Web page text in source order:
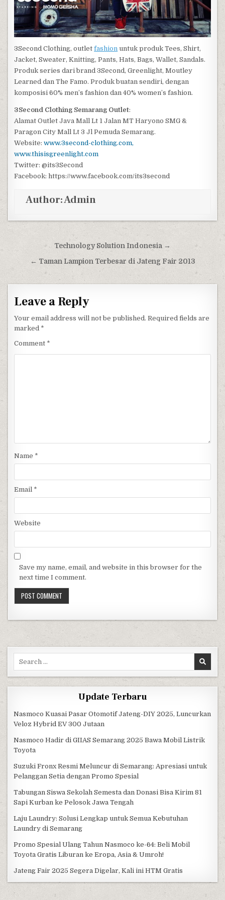
3Second Clothing, outletfashion untuk produk Tees, Shirt,
Jacket, Sweater, Knitting, Pants, Hats, Bags, Wallet, Sandals.
Produk series dari brand 3Second, Greenlight, Moutley
Learned dan The Famo. Produk buatan sendiri, dengan
komposisi 60% men’s fashion dan 40% women’s fashion.
3Second Clothing Semarang Outlet:
Alamat Outlet Java Mall Lt 1 Jalan MT Haryono SMG &
Paragon City Mall Lt 3 Jl Pemuda Semarang.
Website:www.3second-clothing.com,
www.thisisgreenlight.com
Twitter: @its3Second
Facebook: https://www.facebook.com/its3second
Author:Admin
Post navigation
Technology Solution Indonesia →
← Taman Lampion Terbesar di Jateng Fair 2013
Leave a Reply
Your email address will not be published. Required fields are
marked *
Comment *
Name *
Email *
Website
Save my name, email, and website in this browser for the
next time I comment.
Search for:
Update Terbaru
Nasmoco Kuasai Pasar Otomotif Jateng-DIY 2025, Luncurkan
Veloz Hybrid EV 300 Jutaan
Nasmoco Hadir di GIIAS Semarang 2025 Bawa Mobil Listrik
Toyota
Suzuki Fronx Resmi Meluncur di Semarang: Apresiasi untuk
Pelanggan Setia dengan Promo Spesial
Tabungan Siswa Sekolah Semesta dan Donasi Bisa Kirim 81
Sapi Kurban ke Pelosok Jawa Tengah
Laju Laundry: Solusi Lengkap untuk Semua Kebutuhan
Laundry di Semarang
Promo Spesial Ulang Tahun Nasmoco ke-64: Beli Mobil
Toyota Gratis Liburan ke Eropa, Asia & Umroh!
Jateng Fair 2025 Segera Digelar, Kali ini HTM Gratis